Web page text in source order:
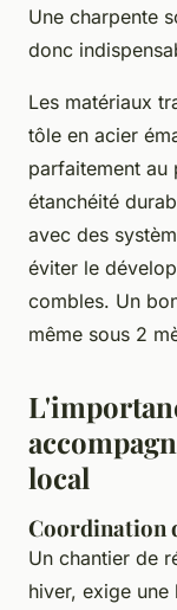
Une charpente
donc
Les matériaux
tôle en acier
parfaitement au
étanchéité
avec des
éviter le
combles. Un
même sous 2
local
Coordination
Un chantier de
hiver, exige